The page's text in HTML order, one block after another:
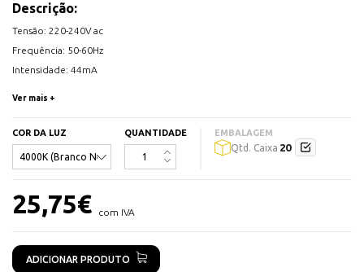
Descrição:
Tensão: 220-240V ac
Frequência: 50-60Hz
Intensidade: 44mA
Vida Útil Média: 50.000H
IP20
Diensões: 175x175x50mm
Iluminação Direta
Disponível em:
Ver mais +
COR DA LUZ QUANTIDADE EMBALAGEM
Qtd. Caixa 20
25,75€ com IVA
ADICIONAR PRODUTO